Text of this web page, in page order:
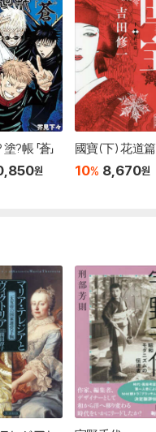
?帳 「蒼」
원
國寶(下) 花道篇
10% 8,670원